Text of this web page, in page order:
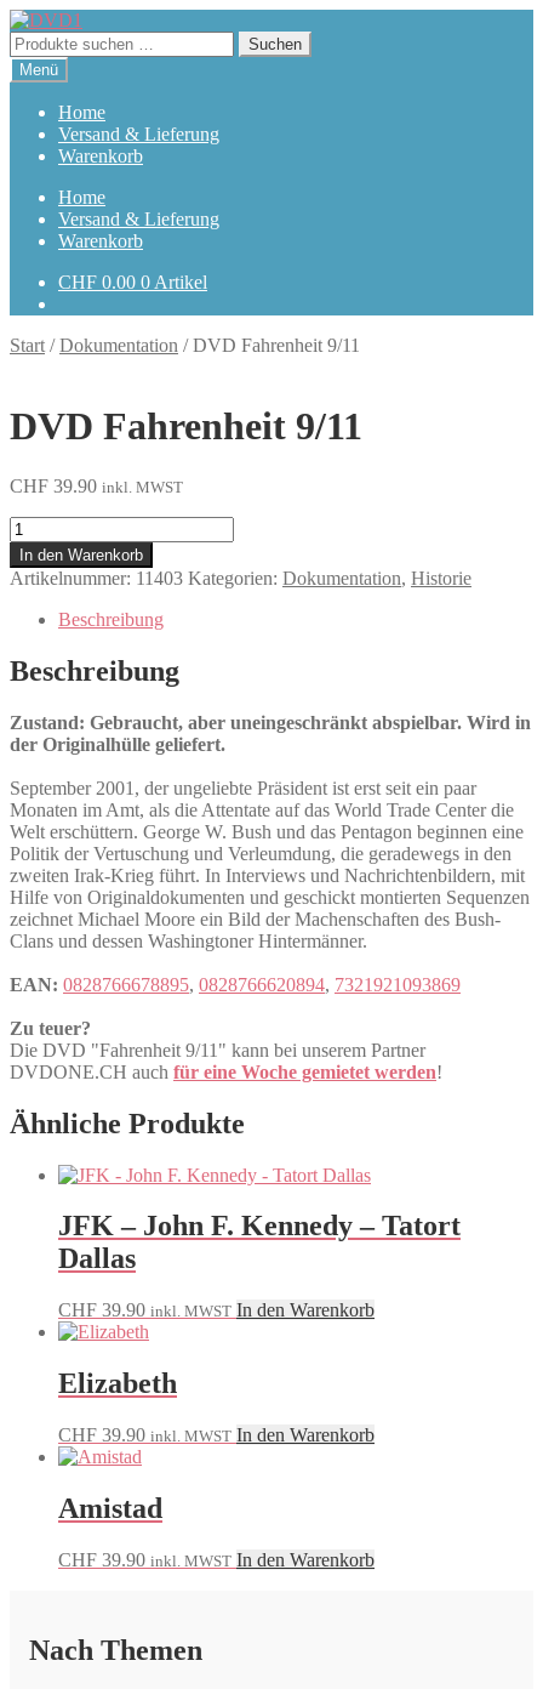
Zur
Navigation
springen
Zum
Inhalt
springen
Suchen
nach:
Suchen
Menü
Home
Versand & Lieferung
Warenkorb
Home
Versand & Lieferung
Warenkorb
CHF 0.00 0 Artikel
Start /Dokumentation /DVD Fahrenheit 9/11
DVD Fahrenheit 9/11
CHF 39.90 inkl. MWST
Fahrenheit
9/11
Menge
In den Warenkorb
Artikelnummer: 11403 Kategorien: Dokumentation, Historie
Beschreibung
Beschreibung
Zustand: Gebraucht, aber uneingeschränkt abspielbar. Wird in
der Originalhülle geliefert.
September 2001, der ungeliebte Präsident ist erst seit ein paar
Monaten im Amt, als die Attentate auf das World Trade Center die
Welt erschüttern. George W. Bush und das Pentagon beginnen eine
Politik der Vertuschung und Verleumdung, die geradewegs in den
zweiten Irak-Krieg führt. In Interviews und Nachrichtenbildern, mit
Hilfe von Originaldokumenten und geschickt montierten Sequenzen
zeichnet Michael Moore ein Bild der Machenschaften des Bush-
Clans und dessen Washingtoner Hintermänner.
EAN: 0828766678895, 0828766620894, 7321921093869
Zu teuer?
Die DVD "Fahrenheit 9/11" kann bei unserem Partner
DVDONE.CH auch für eine Woche gemietet werden!
Ähnliche Produkte
JFK – John F. Kennedy – Tatort
Dallas
CHF 39.90 inkl. MWST In den Warenkorb
Elizabeth
CHF 39.90 inkl. MWST In den Warenkorb
Amistad
CHF 39.90 inkl. MWST In den Warenkorb
Nach Themen